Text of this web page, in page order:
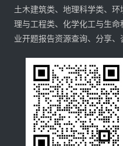
土木建筑类、地理科学类、
理与工程类、化学化工与生
业开题报告资源查询、分享、